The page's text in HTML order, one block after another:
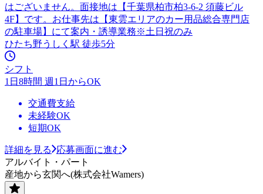
はございません。面接地は【千葉県柏市柏3-6-2 須藤ビル
4F】です。お仕事先は【東雲エリアのカー用品総合専門店
の駐車場】にて案内・誘導業務※土日祝のみ
ひたち野うしく駅 徒歩5分
シフト
1日8時間 週1日からOK
交通費支給
未経験OK
短期OK
詳細を見る
応募画面に進む
アルバイト・パート
産地から玄関へ(株式会社Wamers)